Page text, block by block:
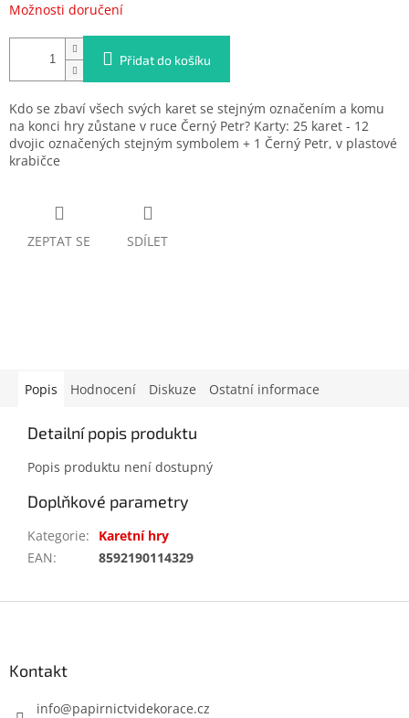
Možnosti doručení
Přidat do košíku
Kdo se zbaví všech svých karet se stejným označením a komu
na konci hry zůstane v ruce Černý Petr? Karty: 25 karet - 12
dvojic označených stejným symbolem + 1 Černý Petr, v plastové
krabičce
ZEPTAT SE SDÍLET
Popis Hodnocení Diskuze Ostatní informace
Detailní popis produktu
Popis produktu není dostupný
Doplňkové parametry
Kategorie:
Karetní hry
EAN: 8592190114329
Kontakt
info@papirnictvidekorace.cz